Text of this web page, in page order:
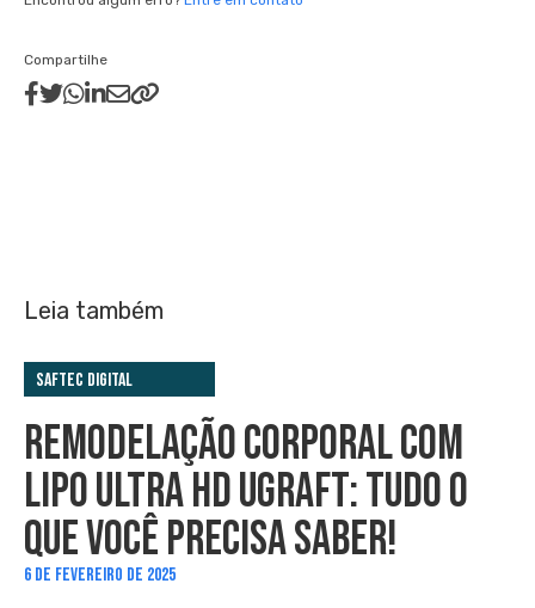
Compartilhe
Leia também
Saftec Digital
REMODELAÇÃO CORPORAL COM
LIPO ULTRA HD UGRAFT: TUDO O
QUE VOCÊ PRECISA SABER!
6 DE FEVEREIRO DE 2025